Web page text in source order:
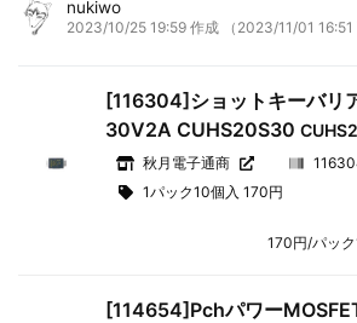
nukiwo
2023/10/25 19:59 作成 （2023/11/01 16:51
[116304]ショットキーバリ
30V2A CUHS20S30
秋月電子通商
1パック10個入 170円
170円/パッ
[114654]Pchパワー